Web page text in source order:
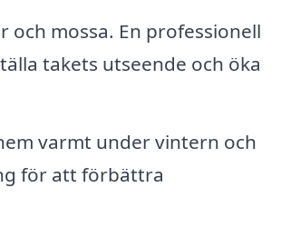
och mossa. En professionell
takets utseende och öka
varmt under vintern och
för att förbättra